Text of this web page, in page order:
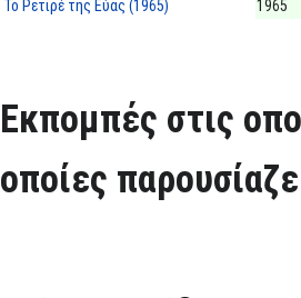
Το Ρετιρέ της Εύας (1965) 1965
Εκπομπές στις
οποίες